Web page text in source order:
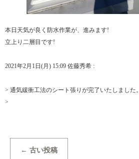
本日天気が良く防水作業が、進みます!
立上り二層目です!
2021年2月1日(月) 15:09 佐藤秀希 :
> 通気緩衝工法のシート張りが完了いたしました。
>
← 古い投稿